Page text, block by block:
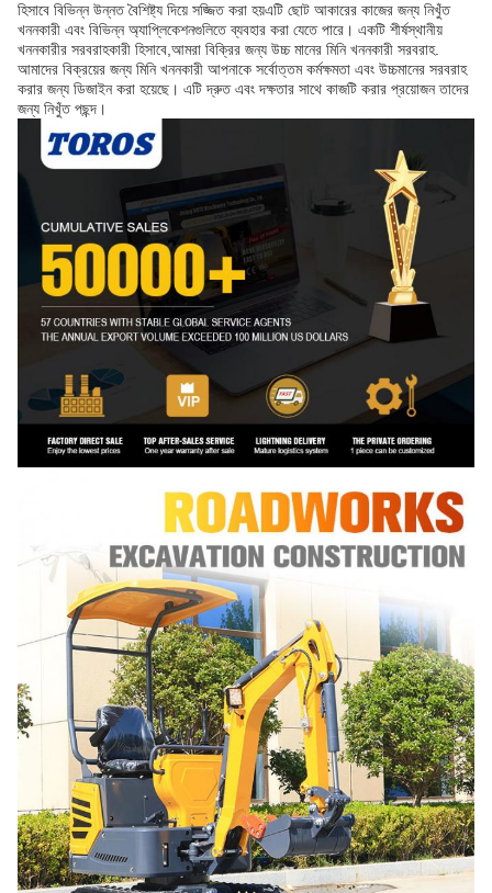
হিসাবে বিভিন্ন উন্নত বৈশিষ্ট্য দিয়ে সজ্জিত করা হয়এটি ছোট আকারের কাজের জন্য নিখুঁত
খননকারী এবং বিভিন্ন অ্যাপ্লিকেশনগুলিতে ব্যবহার করা যেতে পারে। একটি শীর্ষস্থানীয়
খননকারীর সরবরাহকারী হিসাবে,আমরা বিক্রির জন্য উচ্চ মানের মিনি খননকারী সরবরাহ.
আমাদের বিক্রয়ের জন্য মিনি খননকারী আপনাকে সর্বোত্তম কর্মক্ষমতা এবং উচ্চমানের সরবরাহ
করার জন্য ডিজাইন করা হয়েছে। এটি দ্রুত এবং দক্ষতার সাথে কাজটি করার প্রয়োজন তাদের
জন্য নিখুঁত পছন্দ।